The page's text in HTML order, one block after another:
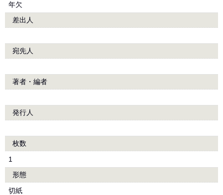
年欠
差出人
宛先人
著者・編者
発行人
枚数
1
形態
切紙